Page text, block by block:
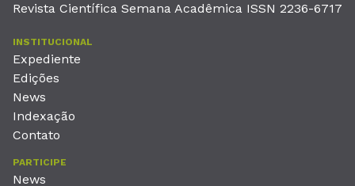
Revista Científica Semana Acadêmica ISSN 2236-6717
INSTITUCIONAL
Expediente
Edições
News
Indexação
Contato
PARTICIPE
News